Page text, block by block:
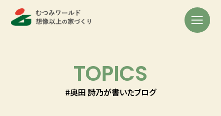
TOPICS
#奥田 詩乃が書いたブログ